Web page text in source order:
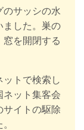
のサッシの水
ました。巣の
を開閉する
トで検索し
ネット集客会
サイトの駆除